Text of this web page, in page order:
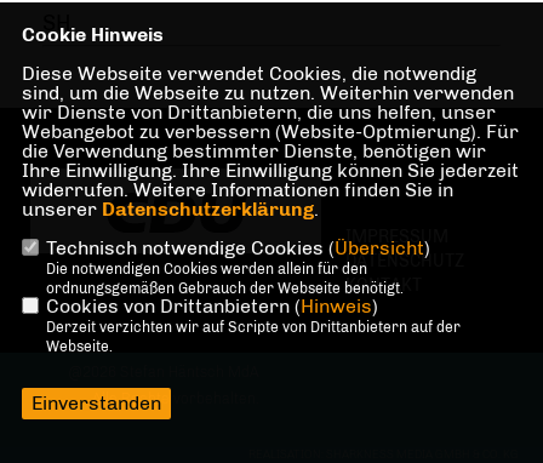
SH
IMPRESSUM
DATENSCHUTZ
KONTAKT
Alle Rechte vorbehalten.
Cookie Hinweis
Diese Webseite verwendet Cookies, die notwendig
sind, um die Webseite zu nutzen. Weiterhin verwenden
wir Dienste von Drittanbietern, die uns helfen, unser
Webangebot zu verbessern (Website-Optmierung). Für
die Verwendung bestimmter Dienste, benötigen wir
Ihre Einwilligung. Ihre Einwilligung können Sie jederzeit
widerrufen. Weitere Informationen finden Sie in
unserer Datenschutzerklärung.
Technisch notwendige Cookies (Übersicht)
Die notwendigen Cookies werden allein für den
ordnungsgemäßen Gebrauch der Webseite benötigt.
Cookies von Drittanbietern (Hinweis)
Derzeit verzichten wir auf Scripte von Drittanbietern auf der
Webseite.
Einverstanden